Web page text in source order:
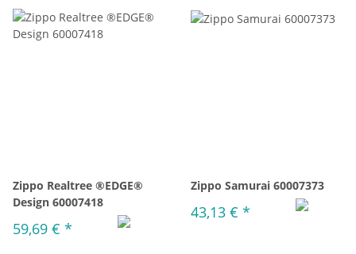
Zippo Realtree ®EDGE®
Design 60007418
59,69 € *
Zippo Samurai 60007373
43,13 € *